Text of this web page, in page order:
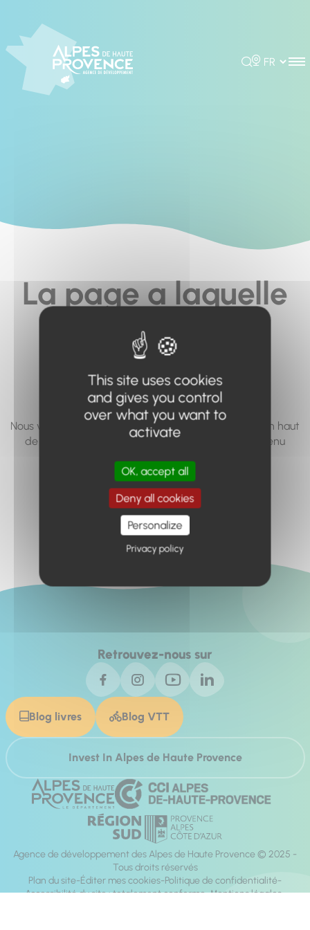
Rechercher
Choisir la
La page a laquelle
vous cherchez à
accéder n'existe
pas... ou plus.
Nous vous invitons à utiliser le moteur de recherche en haut
de page, ou à utiliser le menu pour trouver le contenu
Retour à l'accueil
Retrouvez-nous sur
Blog livres Blog VTT
Invest In Alpes de Haute Provence
Agence de développement des Alpes de Haute Provence © 2025 -
Tous droits réservés
Plan du site Éditer mes cookies Politique de confidentialité
Accessibilité du site : totalement conforme Mentions légales
This site uses cookies
and gives you control
over what you want to
activate
OK, accept all
Deny all cookies
Personalize
Privacy policy